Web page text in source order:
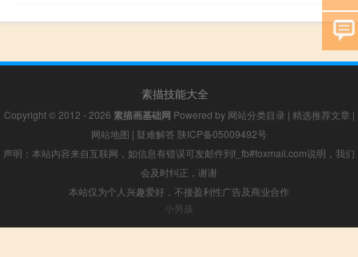
素描技能大全
Copyright © 2012 - 2026 素描画基础网 Powered by 网站分类目录 | 精选推荐文章 |
网站地图 | 疑难解答 陕ICP备05009492号
声明：本站内容来自互联网，如信息有错误可发邮件到f_fb#foxmail.com说明，我们
会及时纠正，谢谢
本站仅为个人兴趣爱好，不接盈利性广告及商业合作
小男孩